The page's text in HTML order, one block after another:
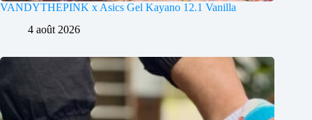
VANDYTHEPINK x Asics Gel Kayano 12.1 Vanilla
4 août 2026